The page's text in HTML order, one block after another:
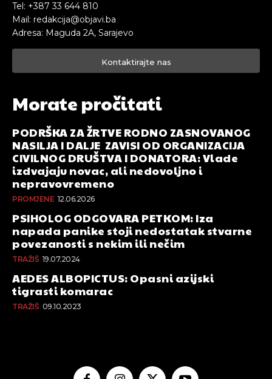
Tel: +387 33 644 810
Mail: redakcija@objavi.ba
Adresa: Maguda 2A, Sarajevo
Kontaktirajte nas
Morate pročitati
PODRŠKA ZA ŽRTVE RODNO ZASNOVANOG
NASILJA I DALJE ZAVISI OD ORGANIZACIJA
CIVILNOG DRUŠTVA I DONATORA: Vlade
izdvajaju novac, ali nedovoljno i
nepravovremeno
PROMJENE 12.06.2026
PSIHOLOG ODGOVARA PETKOM: Iza
napada panike stoji nedostatak stvarne
povezanosti s nekim ili nečim
TRAŽIŠ 19.07.2024
AEDES ALBOPICTUS: Opasni azijski
tigrasti komarac
TRAŽIŠ 09.10.2023